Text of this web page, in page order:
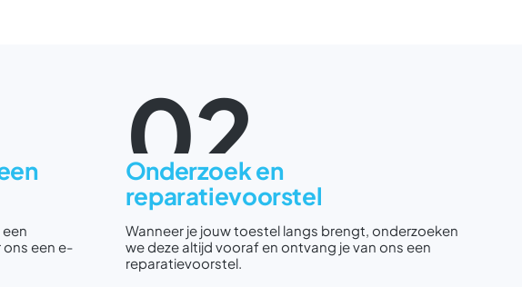
een e-
02
Onderzoek en
reparatievoorstel
Wanneer je jouw toestel langs brengt, onderzoeken
we deze altijd vooraf en ontvang je van ons een
reparatievoorstel.